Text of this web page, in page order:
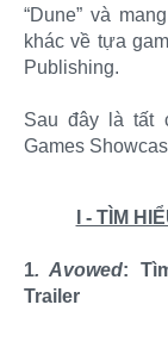
“Dune” và
khác về tựa
Publishing.
Sau đây là tất
Games
I - TÌM
1. Avowed:
Trailer